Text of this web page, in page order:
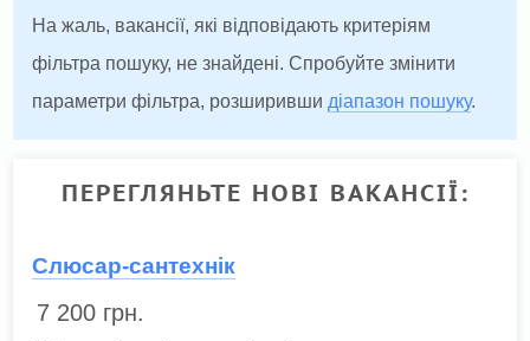
На жаль, вакансії, які відповідають критеріям
фільтра пошуку, не знайдені. Спробуйте змінити
параметри фільтра, розширивши діапазон пошуку.
ПЕРЕГЛЯНЬТЕ НОВІ ВАКАНСІЇ:
Слюсар-сантехнік
7 200 грн.